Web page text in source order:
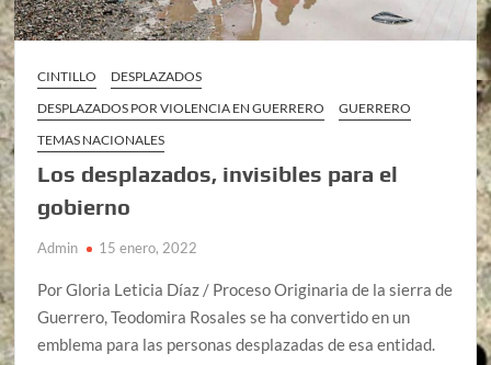
CINTILLO
DESPLAZADOS
DESPLAZADOS POR VIOLENCIA EN GUERRERO
GUERRERO
TEMAS NACIONALES
Los desplazados, invisibles para el
gobierno
Admin 15 enero, 2022
Por Gloria Leticia Díaz / Proceso Originaria de la sierra de
Guerrero, Teodomira Rosales se ha convertido en un
emblema para las personas desplazadas de esa entidad.